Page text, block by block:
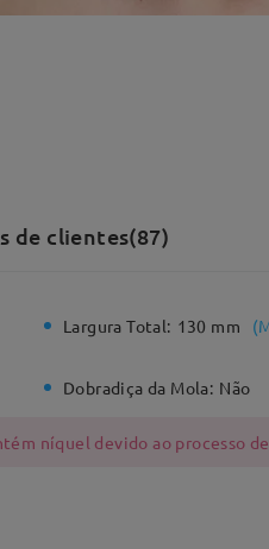
de clientes(87)
Largura Total: 130 mm (
Dobradiça da Mola: Não
níquel devido ao processo